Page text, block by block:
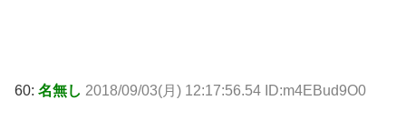
60: 名無し 2018/09/03(月) 12:17:56.54 ID:m4EBud9O0